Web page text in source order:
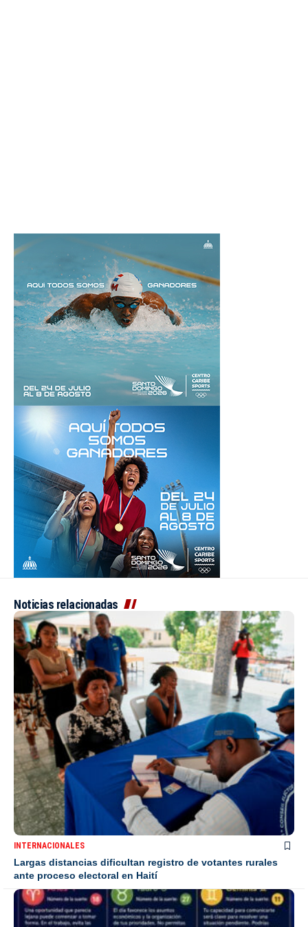
Noticias relacionadas
INTERNACIONALES
Largas distancias dificultan registro de votantes rurales
ante proceso electoral en Haití